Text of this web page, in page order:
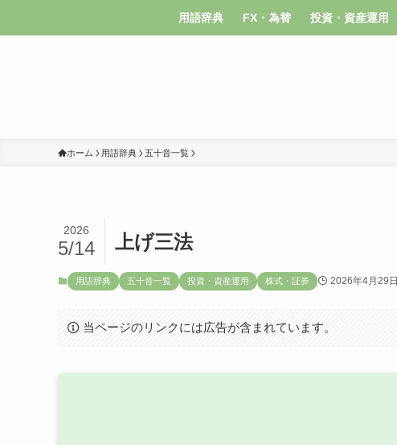
用語辞典 FX・為替 投資・資産運用
ホーム 用語辞典 五十音一覧
上げ三法
2026
5/14
用語辞典 五十音一覧 投資・資産運用 株式・証券 2026年4月29日
当ページのリンクには広告が含まれています。